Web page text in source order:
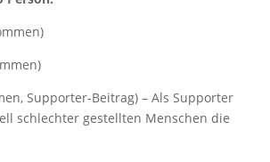
Supporter-Beitrag) – Als Supporter
schlechter gestellten Menschen die